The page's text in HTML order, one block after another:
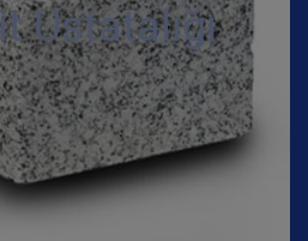
Ustatalığı